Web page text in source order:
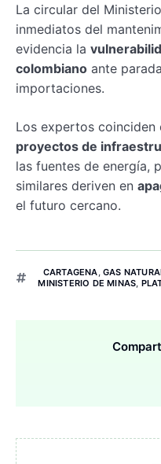
La circular del
inmediatos del
evidencia la
colombiano ante
importaciones.
Los expertos coinciden
proyectos de
las fuentes de energía,
similares deriven en
el futuro cercano.
CARTAGENA, GAS
MINISTERIO DE MINAS,